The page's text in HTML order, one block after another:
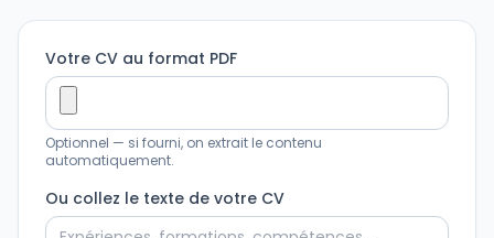
Votre CV au format PDF
Optionnel — si fourni, on extrait le contenu
automatiquement.
Ou collez le texte de votre CV